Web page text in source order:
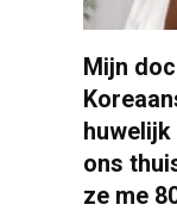
Mijn
ons
ze me